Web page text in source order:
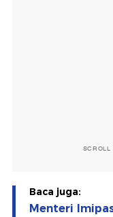
Baca juga:
Menteri